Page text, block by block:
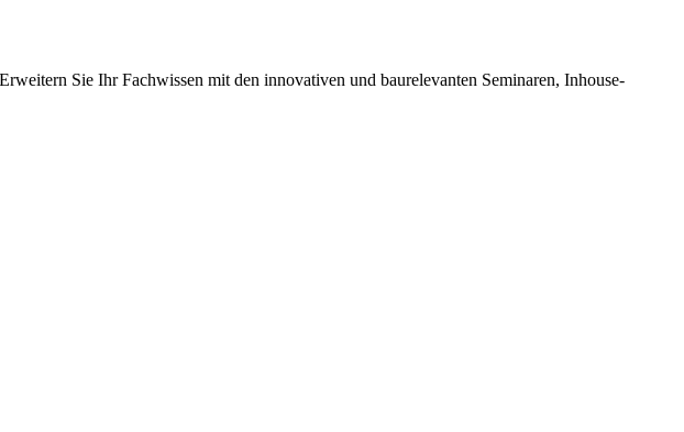
Sie Ihr Fachwissen mit den innovativen und baurelevanten Seminaren, Inhouse-